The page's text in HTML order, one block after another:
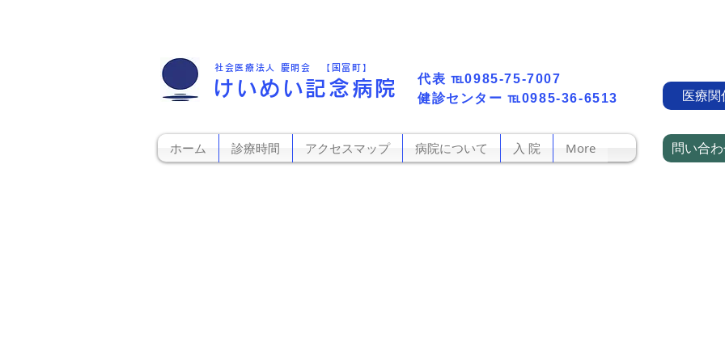
​健診センター℡0985-36-6513
社会医療法人 慶明会 【国富町】
けいめい記念病院 代表​ ℡0985-75-7007
医療関
ホーム 診療時間 アクセスマップ 病院について 入 院 More 問い合